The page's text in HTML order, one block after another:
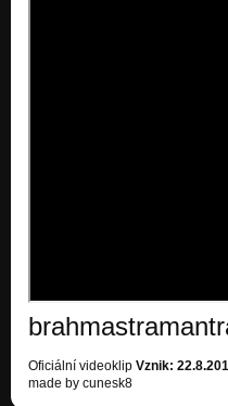
Oficiální videoklip Vznik:
made by cunesk8